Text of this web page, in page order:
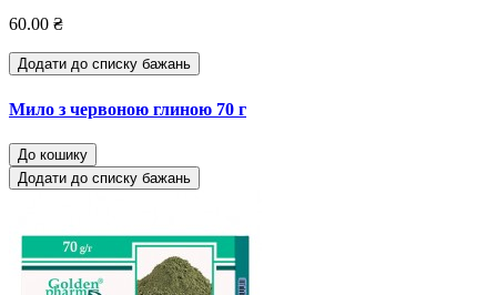
60.00 ₴
Додати до списку бажань
Мило з червоною глиною 70 г
До кошику
Додати до списку бажань